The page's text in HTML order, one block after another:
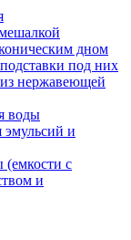
дном
под них
нержавеющей
воды
эмульсий и
(емкости с
и